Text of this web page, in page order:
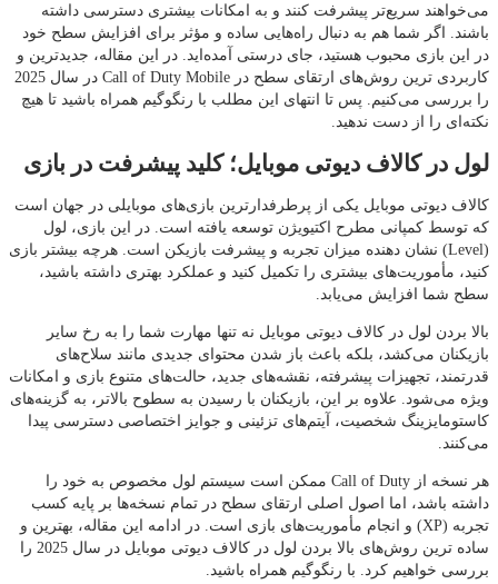
می‌خواهند سریع‌تر پیشرفت کنند و به امکانات بیشتری دسترسی داشته
باشند. اگر شما هم به دنبال راه‌هایی ساده و مؤثر برای افزایش سطح خود
در این بازی محبوب هستید، جای درستی آمده‌اید. در این مقاله، جدیدترین و
کاربردی‌ ترین روش‌های ارتقای سطح در Call of Duty Mobile در سال 2025
را بررسی می‌کنیم. پس تا انتهای این مطلب با رنگوگیم همراه باشید تا هیچ
نکته‌ای را از دست ندهید.
لول در کالاف دیوتی موبایل؛ کلید پیشرفت در بازی
کالاف دیوتی موبایل یکی از پرطرفدارترین بازی‌های موبایلی در جهان است
که توسط کمپانی مطرح اکتیویژن توسعه یافته است. در این بازی، لول
(Level) نشان‌ دهنده میزان تجربه و پیشرفت بازیکن است. هرچه بیشتر بازی
کنید، مأموریت‌های بیشتری را تکمیل کنید و عملکرد بهتری داشته باشید،
سطح شما افزایش می‌یابد.
بالا بردن لول در کالاف دیوتی موبایل نه‌ تنها مهارت شما را به رخ سایر
بازیکنان می‌کشد، بلکه باعث باز شدن محتوای جدیدی مانند سلاح‌های
قدرتمند، تجهیزات پیشرفته، نقشه‌های جدید، حالت‌های متنوع بازی و امکانات
ویژه می‌شود. علاوه بر این، بازیکنان با رسیدن به سطوح بالاتر، به گزینه‌های
کاستومایزینگ شخصیت، آیتم‌های تزئینی و جوایز اختصاصی دسترسی پیدا
می‌کنند.
هر نسخه از Call of Duty ممکن است سیستم لول مخصوص به خود را
داشته باشد، اما اصول اصلی ارتقای سطح در تمام نسخه‌ها بر پایه کسب
تجربه (XP) و انجام مأموریت‌های بازی است. در ادامه این مقاله، بهترین و
ساده‌ ترین روش‌های بالا بردن لول در کالاف دیوتی موبایل در سال 2025 را
بررسی خواهیم کرد. با رنگوگیم همراه باشید.